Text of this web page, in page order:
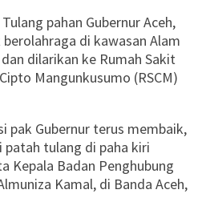
Tulang pahan Gubernur Aceh,
di kawasan Alam
dilarikan ke Rumah Sakit
Mangunkusumo (RSCM)
pak Gubernur terus membaik,
patah tulang di paha kiri
Kepala Badan Penghubung
Kamal, di Banda Aceh,